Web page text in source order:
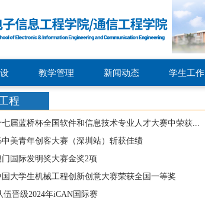
教学管理 新闻动态 学生工作
程
届蓝桥杯全国软件和信息技术专业人才大赛中荣获...
中美青年创客大赛（深圳站）斩获佳绩
国际发明奖大赛金奖2项
国大学生机械工程创新创意大赛荣获全国一等奖
伍晋级2024年iCAN国际赛